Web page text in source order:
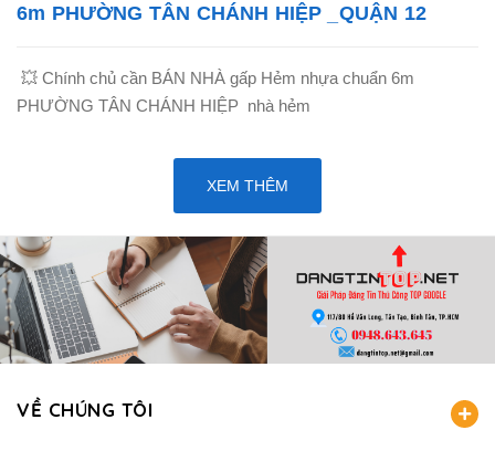
6m PHƯỜNG TÂN CHÁNH HIỆP _QUẬN 12
💥 Chính chủ cần BÁN NHÀ gấp Hẻm nhựa chuẩn 6m
PHƯỜNG TÂN CHÁNH HIỆP nhà hẻm
XEM THÊM
VỀ CHÚNG TÔI